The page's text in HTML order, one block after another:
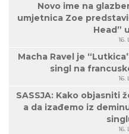
Novo ime na
umjetnica Zoe
Head”
16.
Macha Ravel je
singl na
16.
SASSJA: Kako objasniti
a da izađemo iz
16.